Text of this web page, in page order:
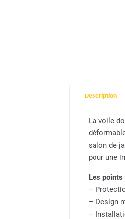
Description
La voile
salon de
pour une
Les
–
– Design
–